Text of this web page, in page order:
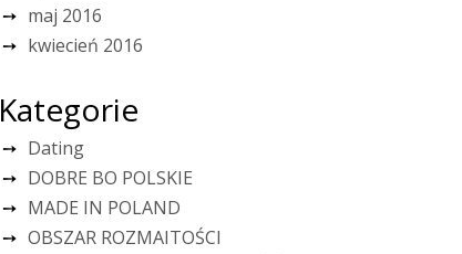
maj 2016
kwiecień 2016
Kategorie
Dating
DOBRE BO POLSKIE
MADE IN POLAND
OBSZAR ROZMAITOŚCI